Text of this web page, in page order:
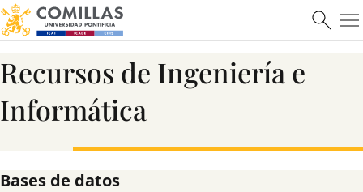
Recursos de Ingeniería e
Informática
Bases de datos